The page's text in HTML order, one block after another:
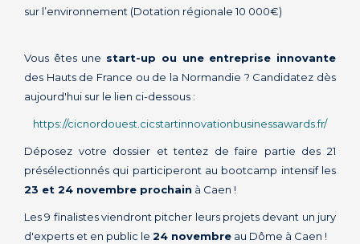
sur l’environnement (Dotation régionale 10 000€)
Vous êtes une start-up ou une entreprise innovante
des Hauts de France ou de la Normandie ? Candidatez dès
aujourd'hui sur le lien ci-dessous :
https://cicnordouest.cicstartinnovationbusinessawards.fr/
Déposez votre dossier et tentez de faire partie des 21
présélectionnés qui participeront au bootcamp intensif les
23 et 24 novembre prochain à Caen !
Les 9 finalistes viendront pitcher leurs projets devant un jury
d'experts et en public le 24 novembre au Dôme à Caen !